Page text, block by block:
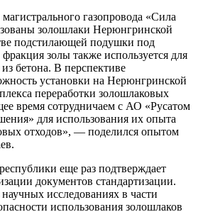
газопровода «Сила
золошлаки Нерюнгринской
подстилающей подушки под
золы также используется для
бетона. В перспективе
установки на Нерюнгринской
переработки золошлаковых
время сотрудничаем с АО «Русатом
для использования их опыта
отходов», — поделился опытом
еще раз подтверждает
документов стандартизации.
исследованиях в части
использования золошлаков